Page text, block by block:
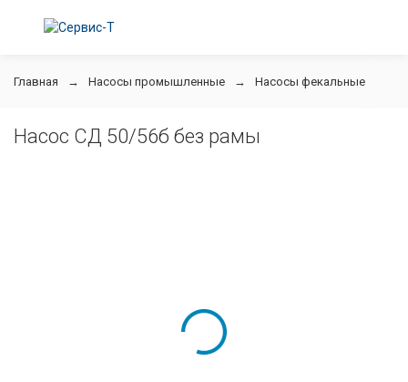
Главная Насосы промышленные Насосы фекальные
Насос СД 50/56б без рамы